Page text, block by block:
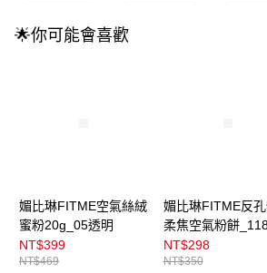
4.訂單成立30分鐘內，如未前往確認交易或遇審核
1.本服務係由「台灣大哥大股份有限公司」（以下
用戶於交易時，得透過本服務購買商品或服務，並
買賣價金債權讓與本公司後，依約使用本公司帳單
2.基於同意付款使用「大哥付你分期」之契約關係
資料（包含姓名、電話或地址）提供予台灣大哥大
全家取貨付款
付款後7-11取貨
每筆NT$100，滿NT$899(含以上)免運費
宅配
🌟你可能會喜歡
媚比琳FITME空氣絲絨
蜜粉20g_05透明
NT$399
NT$469
媚比琳FITME反
柔焦空氣粉餅_118
然
NT$298
NT$350